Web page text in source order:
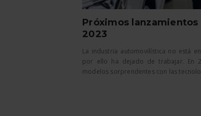
Próximos lanzamientos
2023
La industria automovilística no está
por ello ha dejado de trabajar. En
modelos sorprendentes con las